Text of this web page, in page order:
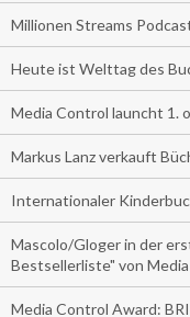
Millionen Streams
Heute ist Welttag des
Media Control launcht 1.
Markus Lanz verkauft
Internationaler
Mascolo/Gloger in der
Bestsellerliste" von
Media Control Award: